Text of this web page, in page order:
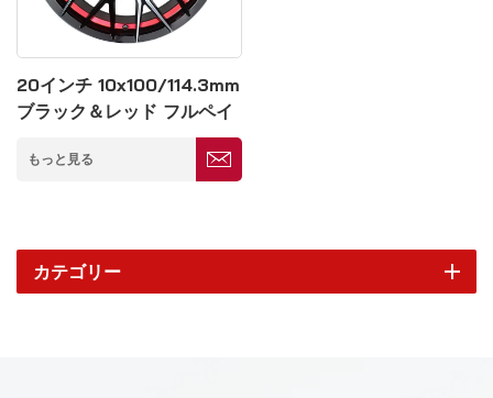
20インチ 10x100/114.3mm
ブラック＆レッド フルペイ
もっと見る
カテゴリー